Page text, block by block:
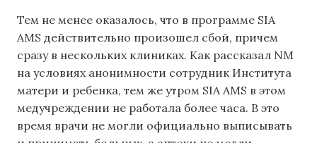
Тем не менее оказалось, что в программе SIA
AMS действительно произошел сбой, причем
сразу в нескольких клиниках. Как рассказал NM
на условиях анонимности сотрудник Института
матери и ребенка, тем же утром SIA AMS в этом
медучреждении не работала более часа. В это
время врачи не могли официально выписывать